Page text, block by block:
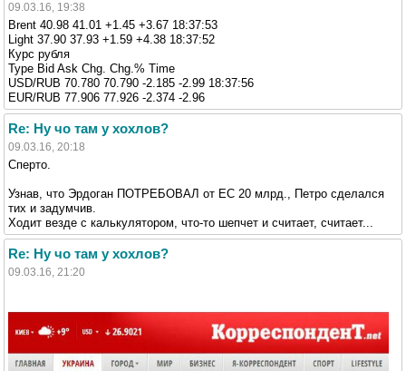
09.03.16, 19:38
Brent 40.98 41.01 +1.45 +3.67 18:37:53
Light 37.90 37.93 +1.59 +4.38 18:37:52
Курс рубля
Type Bid Ask Chg. Chg.% Time
USD/RUB 70.780 70.790 -2.185 -2.99 18:37:56
EUR/RUB 77.906 77.926 -2.374 -2.96
Re: Ну чо там у хохлов?
09.03.16, 20:18
Сперто.
Узнав, что Эрдоган ПОТРЕБОВАЛ от ЕС 20 млрд., Петро сделался
тих и задумчив.
Ходит везде с калькулятором, что-то шепчет и считает, считает...
Re: Ну чо там у хохлов?
09.03.16, 21:20